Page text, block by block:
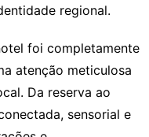
regional.
foi completamente
atenção meticulosa
Da reserva ao
sensorial e